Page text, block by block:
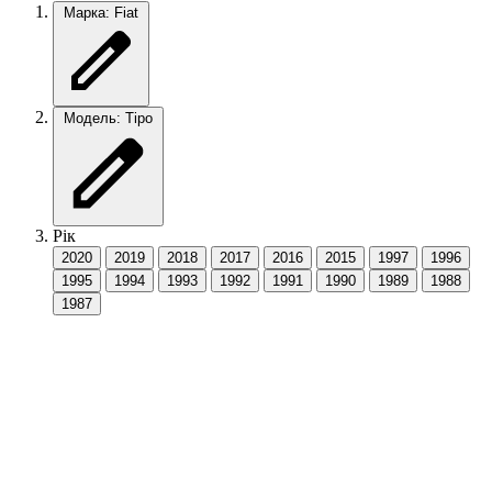
Марка: Fiat
Модель: Tipo
Рік
2020 2019 2018 2017 2016 2015 1997
1996
1995
1994 1993 1992 1991 1990 1989
1988
1987